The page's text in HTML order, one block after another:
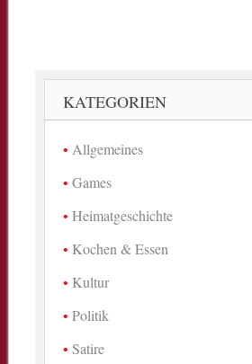
KATEGORIEN
Allgemeines
Games
Heimatgeschichte
Kochen & Essen
Kultur
Politik
Satire